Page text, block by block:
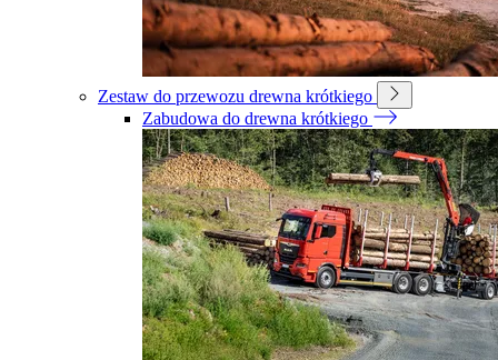
Zestaw do przewozu drewna krótkiego
Zabudowa do drewna krótkiego